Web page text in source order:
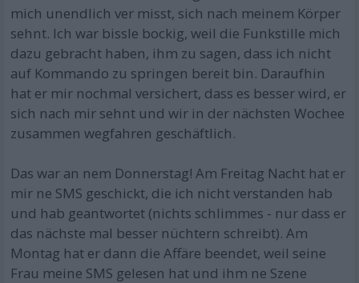
mich unendlich ver misst, sich nach meinem Körper
sehnt. Ich war bissle bockig, weil die Funkstille mich
dazu gebracht haben, ihm zu sagen, dass ich nicht
auf Kommando zu springen bereit bin. Daraufhin
hat er mir nochmal versichert, dass es besser wird, er
sich nach mir sehnt und wir in der nächsten Wochee
zusammen wegfahren geschäftlich.
Das war an nem Donnerstag! Am Freitag Nacht hat er
mir ne SMS geschickt, die ich nicht verstanden hab
und hab geantwortet (nichts schlimmes - nur dass er
das nächste mal besser nüchtern schreibt). Am
Montag hat er dann die Affäre beendet, weil seine
Frau meine SMS gelesen hat und ihm ne Szene